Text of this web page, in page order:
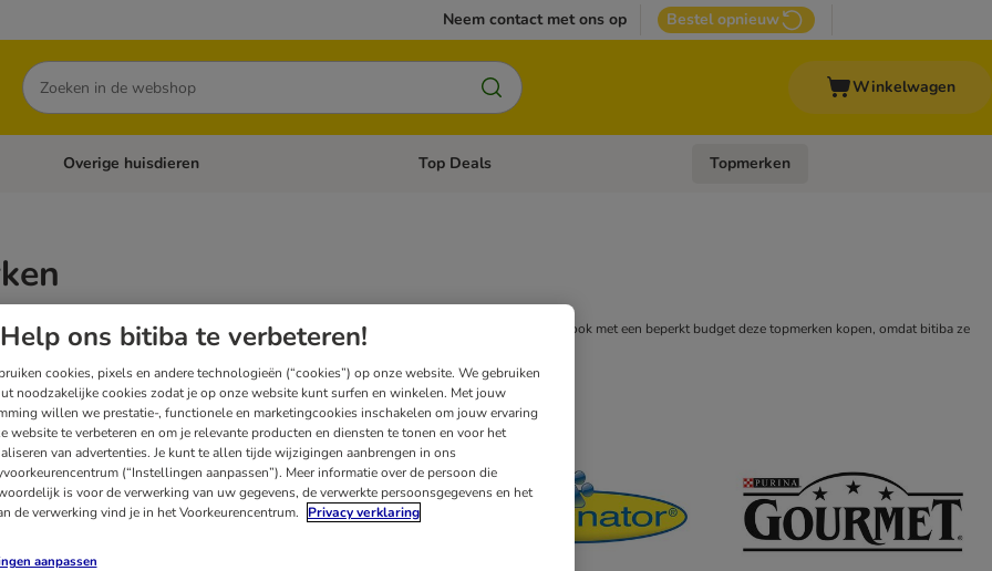
Neem contact met ons op Bestel opnieuw
Zoeken
Winkelwagen
Open categoriemenu: Katten
Overige huisdieren Open categoriemenu: Overige huisdieren
Top Deals Open categoriemenu: Top Deals
Topmerken
van de beste merken: Royal Canin, Hill's, Eukanuba en veel meer! Gelukkig kun je op bitiba ook met een beperkt budget deze topmerken kopen, omdat bitiba ze
Help ons bitiba te verbeteren!
cookies, pixels en andere technologieën (“cookies”) op onze website. We gebruiken
noodzakelijke cookies zodat je op onze website kunt surfen en winkelen. Met jouw
willen we prestatie-, functionele en marketingcookies inschakelen om jouw ervaring
website te verbeteren en om je relevante producten en diensten te tonen en voor het
van advertenties. Je kunt te allen tijde wijzigingen aanbrengen in ons
(“Instellingen aanpassen”). Meer informatie over de persoon die
is voor de verwerking van uw gegevens, de verwerkte persoonsgegevens en het
de verwerking vind je in het Voorkeurencentrum.
Privacy verklaring
aanpassen